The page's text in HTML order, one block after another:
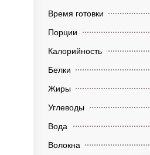
Время готовки
Порции
Калорийность
Белки
Жиры
Углеводы
Вода
Волокна